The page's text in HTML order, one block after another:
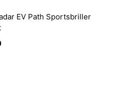
EV Path Sportsbriller